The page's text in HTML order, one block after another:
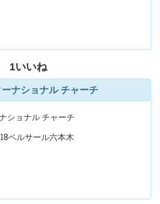
1いいね
ナショナル チャーチ
ショナル チャーチ
ベルサール六本木